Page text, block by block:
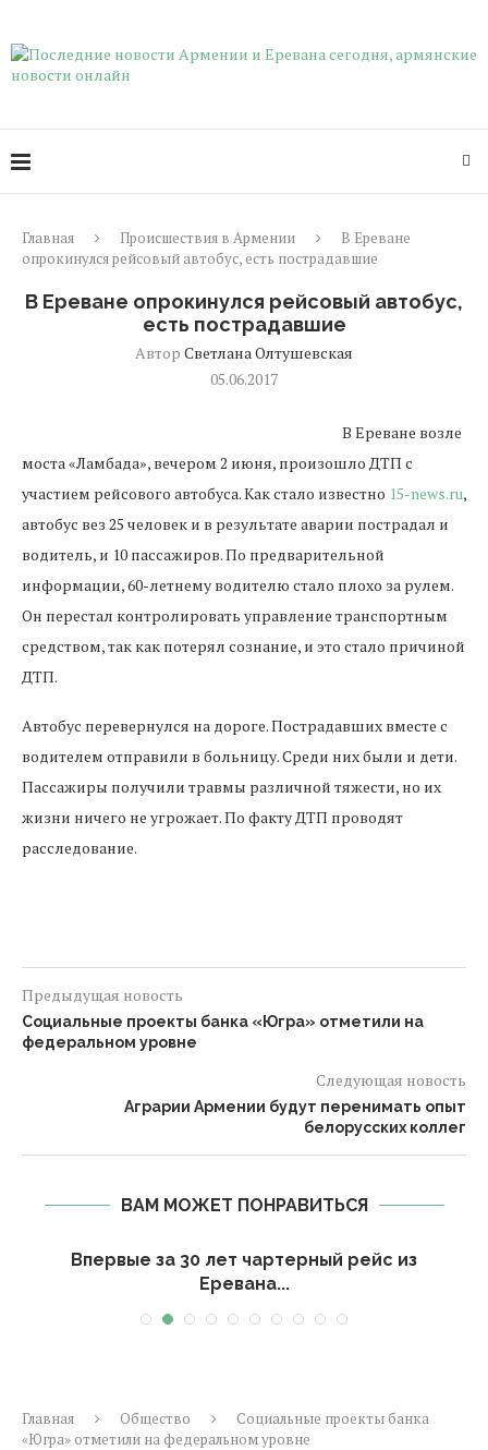
Главная Происшествия в Армении
В Ереване
опрокинулся рейсовый автобус, есть пострадавшие
В Ереване опрокинулся рейсовый автобус,
есть пострадавшие
Автор Светлана Олтушевская
05.06.2017
В Ереване возле
моста «Ламбада», вечером 2 июня, произошло ДТП с
участием рейсового автобуса. Как стало известно 15-news.ru,
автобус вез 25 человек и в результате аварии пострадал и
водитель, и 10 пассажиров. По предварительной
информации, 60-летнему водителю стало плохо за рулем.
Он перестал контролировать управление транспортным
средством, так как потерял сознание, и это стало причиной
ДТП.
Автобус перевернулся на дороге. Пострадавших вместе с
водителем отправили в больницу. Среди них были и дети.
Пассажиры получили травмы различной тяжести, но их
жизни ничего не угрожает. По факту ДТП проводят
расследование.
Предыдущая новость
Социальные проекты банка «Югра» отметили на
федеральном уровне
Следующая новость
Аграрии Армении будут перенимать опыт
белорусских коллег
ВАМ МОЖЕТ ПОНРАВИТЬСЯ
Впервые за 30 лет чартерный рейс из
Еревана...
Главная Общество
Социальные проекты банка
«Югра» отметили на федеральном уровне